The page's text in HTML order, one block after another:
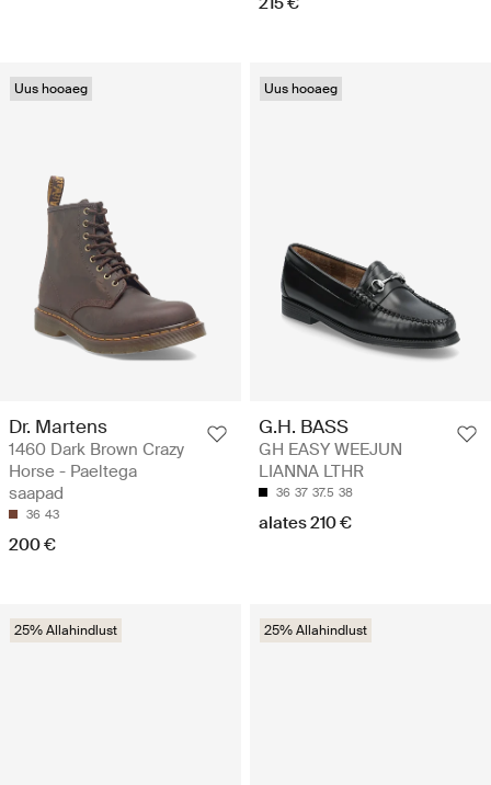
Uus hooaeg
Dr. Martens
1460 Dark Brown Crazy
Horse - Paeltega
saapad
36 43
200 €
Uus hooaeg
G.H. BASS
GH EASY WEEJUN
LIANNA LTHR
36 37 37.5 38
alates 210 €
25% Allahindlust 25% Allahindlust